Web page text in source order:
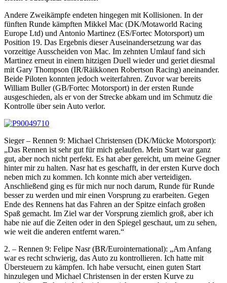
Andere Zweikämpfe endeten hingegen mit Kollisionen. In der
fünften Runde kämpften Mikkel Mac (DK/Motaworld Racing
Europe Ltd) und Antonio Martinez (ES/Fortec Motorsport) um
Position 19. Das Ergebnis dieser Auseinandersetzung war das
vorzeitige Ausscheiden von Mac. Im zehnten Umlauf fand sich
Martinez erneut in einem hitzigen Duell wieder und geriet diesmal
mit Gary Thompson (IR/Räikkonen Robertson Racing) aneinander.
Beide Piloten konnten jedoch weiterfahren. Zuvor war bereits
William Buller (GB/Fortec Motorsport) in der ersten Runde
ausgeschieden, als er von der Strecke abkam und im Schmutz die
Kontrolle über sein Auto verlor.
Sieger – Rennen 9: Michael Christensen (DK/Mücke Motorsport):
„Das Rennen ist sehr gut für mich gelaufen. Mein Start war ganz
gut, aber noch nicht perfekt. Es hat aber gereicht, um meine Gegner
hinter mir zu halten. Nasr hat es geschafft, in der ersten Kurve doch
neben mich zu kommen. Ich konnte mich aber verteidigen.
Anschließend ging es für mich nur noch darum, Runde für Runde
besser zu werden und mir einen Vorsprung zu erarbeiten. Gegen
Ende des Rennens hat das Fahren an der Spitze einfach großen
Spaß gemacht. Im Ziel war der Vorsprung ziemlich groß, aber ich
habe nie auf die Zeiten oder in den Spiegel geschaut, um zu sehen,
wie weit die anderen entfernt waren.“
2. – Rennen 9: Felipe Nasr (BR/Eurointernational): „Am Anfang
war es recht schwierig, das Auto zu kontrollieren. Ich hatte mit
Übersteuern zu kämpfen. Ich habe versucht, einen guten Start
hinzulegen und Michael Christensen in der ersten Kurve zu